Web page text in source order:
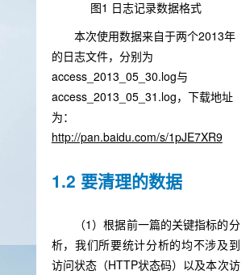
图1 日志记录数据格式
本次使用数据来自于两个2013年
的日志文件，分别为
access_2013_05_30.log与
access_2013_05_31.log，下载地址
为：
http://pan.baidu.com/s/1pJE7XR9
1.2 要清理的数据
（1）根据前一篇的关键指标的分
析，我们所要统计分析的均不涉及到
访问状态（HTTP状态码）以及本次访